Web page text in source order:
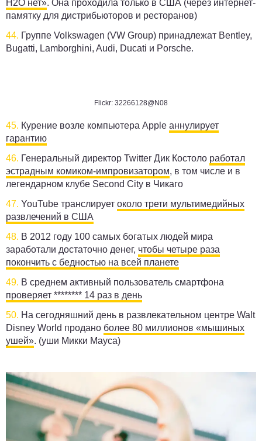
Н2О нет». Она проходила только в США (через интернет-
памятку для дистрибьюторов и ресторанов)
44. Группе Volkswagen (VW Group) принадлежат Bentley,
Bugatti, Lamborghini, Audi, Ducati и Porsche.
Flickr: 32266128@N08
45. Курение возле компьютера Apple аннулирует
гарантию
46. Генеральный директор Twitter Дик Костоло работал
эстрадным комиком-импровизатором, в том числе и в
легендарном клубе Second City в Чикаго
47. YouTube транслирует около трети мультимедийных
развлечений в США
48. В 2012 году 100 самых богатых людей мира
заработали достаточно денег, чтобы четыре раза
покончить с бедностью на всей планете
49. В среднем активный пользователь смартфона
проверяет ******** 14 раз в день
50. На сегодняшний день в развлекательном центре Walt
Disney World продано более 80 миллионов «мышиных
ушей». (уши Микки Мауса)